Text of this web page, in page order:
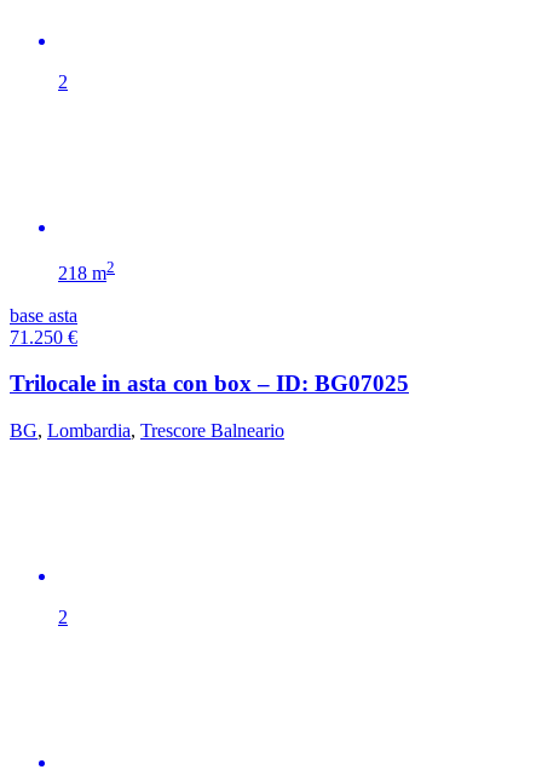
2
218 m2
base asta
71.250 €
Trilocale in asta con box – ID: BG07025
BG, Lombardia, Trescore Balneario
2